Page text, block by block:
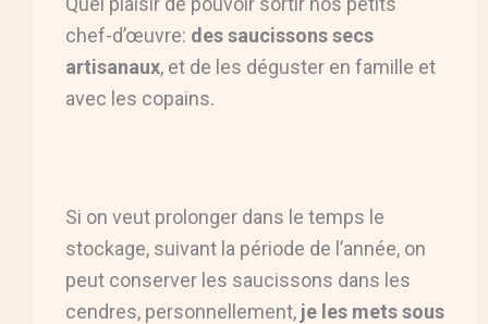
chef-d’œuvre: des saucissons secs
artisanaux, et de les déguster en famille et
avec les copains.
Si on veut prolonger dans le temps le
stockage, suivant la période de l’année, on
peut conserver les saucissons dans les
cendres, personnellement, je les mets sous